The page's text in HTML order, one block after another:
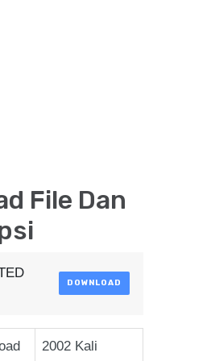
File Dan
DOWNLOAD
2002 Kali